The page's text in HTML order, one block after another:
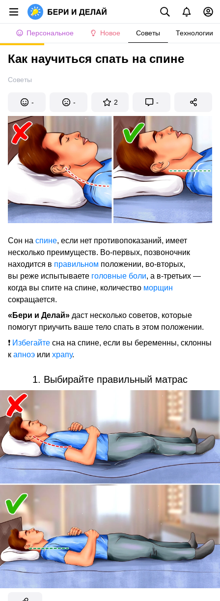
Персональное Новое Советы Технологии
Как научиться спать на спине
Советы
- - 2 -
Сон на спине, если нет противопоказаний, имеет
несколько преимуществ. Во-первых, позвоночник
находится в правильном положении, во-вторых,
вы реже испытываете головные боли, а в-третьих —
когда вы спите на спине, количество морщин
сокращается.
«Бери и Делай» даст несколько советов, которые
помогут приучить ваше тело спать в этом положении.
❗ Избегайте сна на спине, если вы беременны, склонны
к апноэ или храпу.
1. Выбирайте правильный матрас